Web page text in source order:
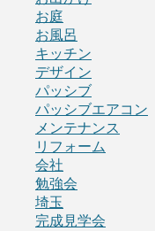
お庭
お風呂
キッチン
デザイン
パッシブ
パッシブエアコン
メンテナンス
リフォーム
会社
勉強会
埼玉
完成見学会